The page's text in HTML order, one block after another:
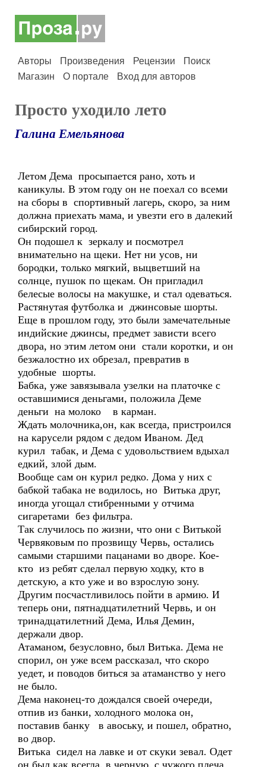
Авторы Произведения Рецензии
Поиск
Магазин
О портале Вход для авторов
Просто уходило лето
Галина Емельянова
Летом Дема просыпается рано, хоть и
каникулы. В этом году он не поехал со всеми
на сборы в спортивный лагерь, скоро, за ним
должна приехать мама, и увезти его в далекий
сибирский город.
Он подошел к зеркалу и посмотрел
внимательно на щеки. Нет ни усов, ни
бородки, только мягкий, выцветший на
солнце, пушок по щекам. Он пригладил
белесые волосы на макушке, и стал одеваться.
Растянутая футболка и джинсовые шорты.
Еще в прошлом году, это были замечательные
индийские джинсы, предмет зависти всего
двора, но этим летом они стали коротки, и он
безжалостно их обрезал, превратив в
удобные шорты.
Бабка, уже завязывала узелки на платочке с
оставшимися деньгами, положила Деме
деньги на молоко в карман.
Ждать молочника,он, как всегда, пристроился
на карусели рядом с дедом Иваном. Дед
курил табак, и Дема с удовольствием вдыхал
едкий, злой дым.
Вообще сам он курил редко. Дома у них с
бабкой табака не водилось, но Витька друг,
иногда угощал стибренными у отчима
сигаретами без фильтра.
Так случилось по жизни, что они с Витькой
Червяковым по прозвищу Червь, остались
самыми старшими пацанами во дворе. Кое-
кто из ребят сделал первую ходку, кто в
детскую, а кто уже и во взрослую зону.
Другим посчастливилось пойти в армию. И
теперь они, пятнадцатилетний Червь, и он
тринадцатилетний Дема, Илья Демин,
держали двор.
Атаманом, безусловно, был Витька. Дема не
спорил, он уже всем рассказал, что скоро
уедет, и поводов биться за атаманство у него
не было.
Дема наконец-то дождался своей очереди,
отпив из банки, холодного молока он,
поставив банку в авоську, и пошел, обратно,
во двор.
Витька сидел на лавке и от скуки зевал. Одет
он был как всегда, в черную, с чужого плеча